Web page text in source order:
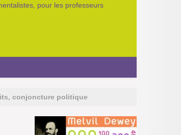
pour les professeurs
conjoncture politique